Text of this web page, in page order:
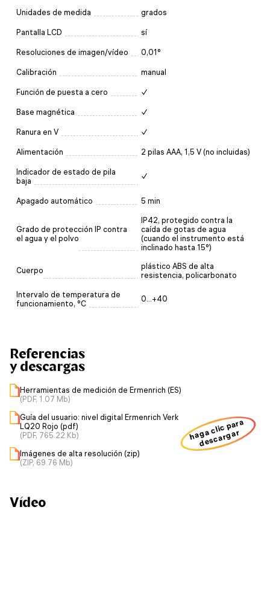
Unidades de medida grados
Pantalla LCD sí
Resoluciones de imagen/vídeo 0,01°
Calibración manual
Función de puesta a cero ✓
Base magnética ✓
Ranura en V ✓
Alimentación 2 pilas AAA, 1,5 V (no incluidas)
Indicador de estado de pila
baja
✓
Apagado automático 5 min
Grado de protección IP contra
el agua y el polvo
IP42, protegido contra la
caída de gotas de agua
(cuando el instrumento está
inclinado hasta 15°)
Cuerpo
plástico ABS de alta
resistencia, policarbonato
Intervalo de temperatura de
funcionamiento, °C
0...+40
Referencias
y descargas
Herramientas de medición de Ermenrich (ES)
(PDF, 1.07 Mb)
Guía del usuario: nivel digital Ermenrich Verk
LQ20 Rojo (pdf)
(PDF, 765.22 Kb)
Imágenes de alta resolución (zip)
(ZIP, 69.76 Mb)
haga clic para
descargar
Vídeo